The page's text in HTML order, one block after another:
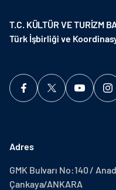
T.C. KÜLTÜR VE TURİZM
Türk İşbirliği ve
Adres
GMK Bulvarı No:140 /
Çankaya/ANKARA